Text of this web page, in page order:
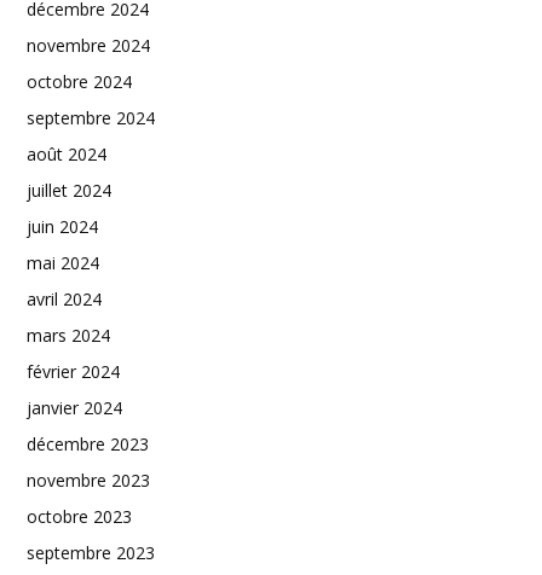
décembre 2024
novembre 2024
octobre 2024
septembre 2024
août 2024
juillet 2024
juin 2024
mai 2024
avril 2024
mars 2024
février 2024
janvier 2024
décembre 2023
novembre 2023
octobre 2023
septembre 2023